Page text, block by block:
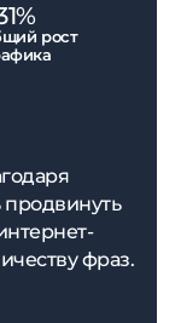
рост
фраз.